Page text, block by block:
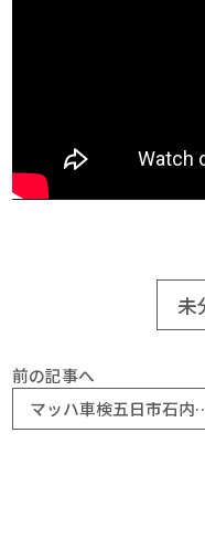
未
前の記事へ
マッハ車検五日市石内バイパス店より